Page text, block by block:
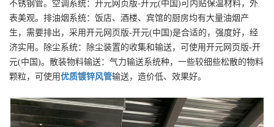
不锈钢管。空调系统：开元网页版-开元(中国)可内贴保温材料，外
表美观。排油烟系统：饭店、酒楼、宾馆的厨房均有大量油烟产
生，需要排出，采用开元网页版-开元(中国)是合适的，强度好，经
济实用。除尘系统：除尘装置的收集和输送，可使用开元网页版-开
元(中国)。散装物料输送：气力输送系统种，一些较细些松散的物料
颗粒，可使用优质镀锌风管输送，造价低、效果好。